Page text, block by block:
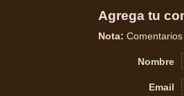
Agrega tu
Nota:
Nombre
Email